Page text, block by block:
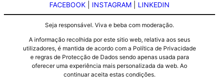
FACEBOOK INSTAGRAM LINKEDIN
Seja responsável. Viva e beba com moderação.
A informação recolhida por este sitio web, relativa aos seus
utilizadores, é mantida de acordo com a Política de Privacidade
e regras de Protecção de Dados sendo apenas usada para
oferecer uma experiência mais personalizada da web. Ao
continuar aceita estas condições.